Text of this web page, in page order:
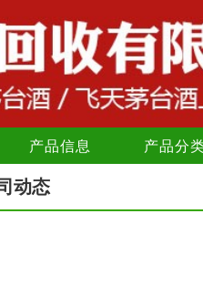
产品信息 产品分
动态